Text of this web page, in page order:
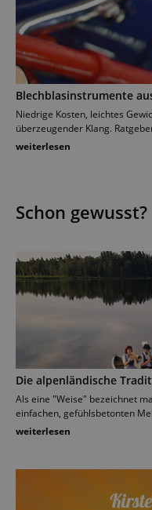
Blechblasinstrumente
Niedrige Kosten, leichtes
überzeugender Klang.
weiterlesen
Schon gewusst?
Die alpenländische
Als eine "Weise" bezeichnet
einfachen, gefühlsbetonten
weiterlesen